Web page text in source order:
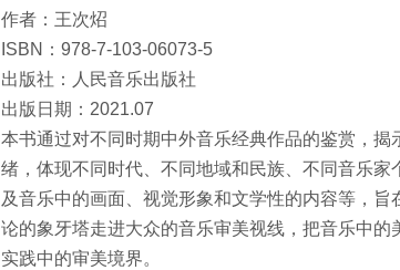
作者：王次炤
ISBN：978-7-103-06073-5
出版社：人民音乐出版社
出版日期：2021.07
本书通过对不同时期中外音乐经典作品的鉴赏，
绪，体现不同时代、不同地域和民族、不同音乐
及音乐中的画面、视觉形象和文学性的内容等，
论的象牙塔走进大众的音乐审美视线，把音乐中
实践中的审美境界。